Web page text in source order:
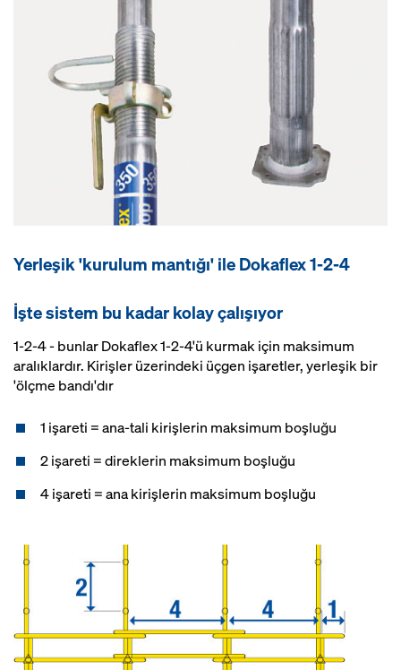
Yerleşik 'kurulum mantığı' ile Dokaflex 1-2-4
İşte sistem bu kadar kolay çalışıyor
1-2-4 - bunlar Dokaflex 1-2-4'ü kurmak için maksimum
aralıklardır. Kirişler üzerindeki üçgen işaretler, yerleşik bir
'ölçme bandı'dır
1 işareti = ana-tali kirişlerin maksimum boşluğu
2 işareti = direklerin maksimum boşluğu
4 işareti = ana kirişlerin maksimum boşluğu